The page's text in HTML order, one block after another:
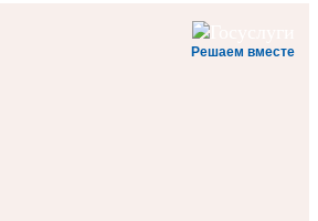
Решаем вместе